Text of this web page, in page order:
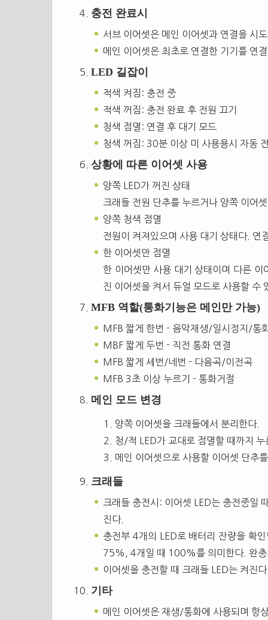
충전 완료시
서브 이어셋은 메인 이어셋과 연결을 시
메인 이어셋은 최초로 연결한 기기를 연
LED 길잡이
적색 켜짐: 충전 중
적색 꺼짐: 충전 완료 후 전원 끄기
청색 점멸: 연결 후 대기 모드
청색 꺼짐: 30분 이상 미 사용용시 자동
상황에 따른 이어셋 사용
양쪽 LED가 꺼진 상태
크래들 전원 단추를 누르거나 양쪽 이어
양쪽 청색 점멸
전원이 켜져있으며 사용 대기 상태다. 연
한 이어셋만 점멸
한 이어셋만 사용 대기 상태이며 다른
진 이어셋을 켜서 듀얼 모드로 사용할 수
MFB 역할(통화기능은 메인만 가능)
MFB 짧게 한번 - 음악재생/일시정지/통
MBF 짧게 두번 - 직전 통화 연결
MFB 짧게 세번/네번 - 다음곡/이전곡
MFB 3초 이상 누르기 - 통화거절
메인 모드 변경
양쪽 이어셋을 크래들에서 분리한다.
청/적 LED가 교대로 점멸할 때까지
메인 이어셋으로 사용할 이어셋 단추
크래들
크래들 충전시: 이어셋 LED는 충전중일
진다.
충전부 4개의 LED로 배터리 잔량을
75%, 4개일 때 100%를 의미한다. 완충
이어셋을 충전할 때 크래들 LED는 켜진
기타
메인 이어셋은 재생/통화에 사용되며 항